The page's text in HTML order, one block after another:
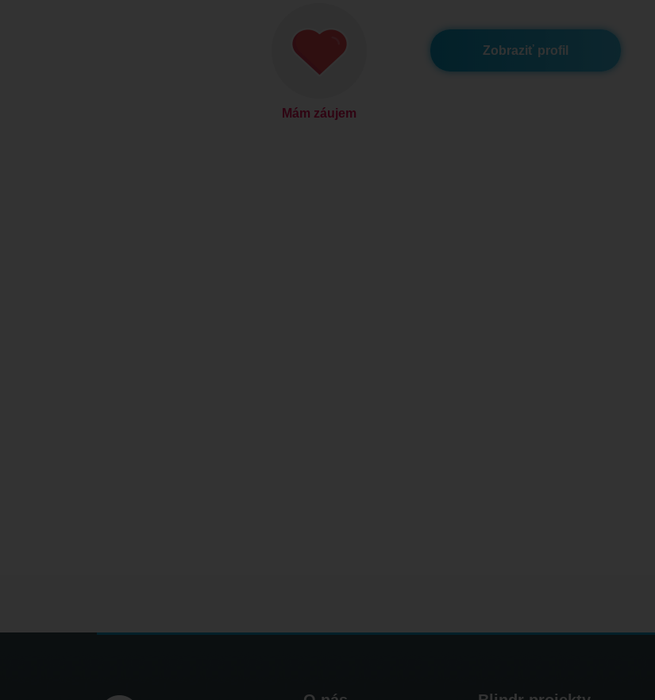
Mám záujem
Zobraziť profil